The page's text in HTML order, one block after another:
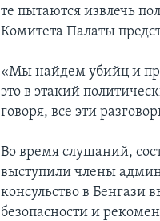
те пытаются извлечь
Комитета Палаты
«Мы найдем убийц и
это в этакий
говоря, все эти
Во время слушаний,
выступили члены
консульство в Бенгази
безопасности и